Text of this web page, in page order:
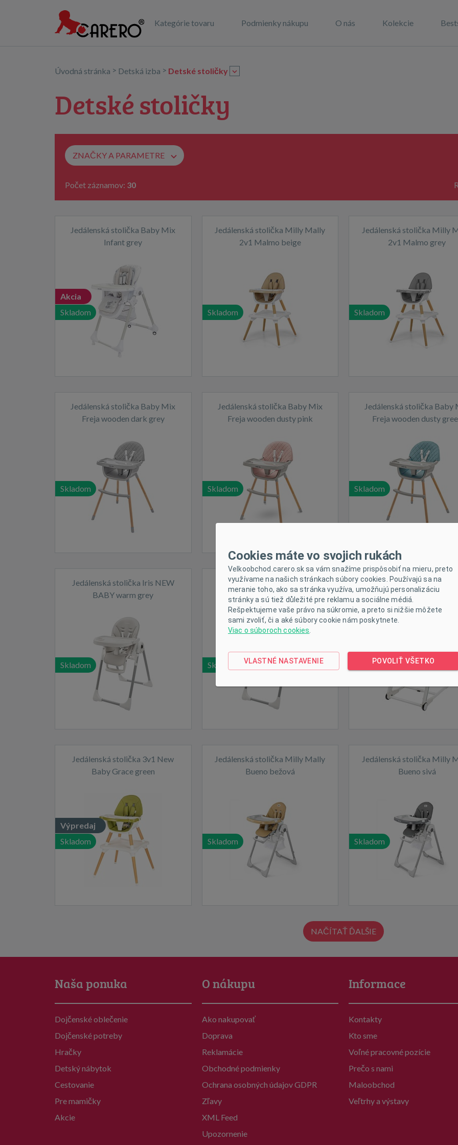
Kategórie tovaru Podmienky nákupu O nás Kolekcie
Úvodná stránka > Detská izba > Detské stoličky
Detské stoličky
ZNAČKY A PARAMETRE
Počet záznamov: 30
Jedálenská stolička Baby Mix
Infant grey
Akcia
Skladom
Jedálenská stolička Milly Mally
2v1 Malmo beige
Skladom
Jedálenská stolička Milly
2v1 Malmo grey
Skladom
Jedálenská stolička Baby Mix
Freja wooden dark grey
Skladom
Jedálenská stolička Baby Mix
Freja wooden dusty pink
Skladom
Jedálenská stolička Baby
Freja wooden dusty
Skladom
Jedálenská stolička Iris NEW
BABY warm grey
Skladom
Jedálenská stolička Iris NEW
BABY black
Skladom
Jedálenská stolička Muka
BABY dusty green
Skladom
Jedálenská stolička 3v1 New
Baby Grace green
Výpredaj
Skladom
Jedálenská stolička Milly Mally
Bueno bežová
Skladom
Jedálenská stolička Milly
Bueno sivá
Skladom
NAČÍTAŤ ĎALŠIE
Naša ponuka
Dojčenské oblečenie
Dojčenské potreby
Hračky
Detský nábytok
Cestovanie
Pre mamičky
Akcie
O nákupu
Ako nakupovať
Doprava
Reklamácie
Obchodné podmienky
Ochrana osobných údajov GDPR
Zľavy
XML Feed
Upozornenie
Informace
Kontakty
Kto sme
Voľné pracovné pozície
Prečo s nami
Maloobchod
Veľtrhy a výstavy
Cookies máte vo svojich rukách
Velkoobchod.carero.sk sa vám snažíme prispôsobiť na mieru, preto
využívame na našich stránkach súbory cookies. Používajú sa na
meranie toho, ako sa stránka využíva, umožňujú personalizáciu
stránky a sú tiež důležité pre reklamu a sociálne médiá.
Rešpektujeme vaše právo na súkromie, a preto si nižšie môžete
sami zvoliť, či a aké súbory cookie nám poskytnete.
Viac o súboroch cookies
VLASTNÉ NASTAVENIE POVOLIŤ VŠETKO